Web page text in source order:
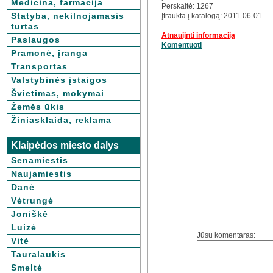
Medicina, farmacija
Statyba, nekilnojamasis
turtas
Paslaugos
Pramonė, įranga
Transportas
Valstybinės įstaigos
Švietimas, mokymai
Žemės ūkis
Žiniasklaida, reklama
Klaipėdos miesto dalys
Senamiestis
Naujamiestis
Danė
Vėtrungė
Joniškė
Luizė
Vitė
Tauralaukis
Smeltė
Perskaitė: 1267
Įtraukta į katalogą: 2011-06-01
Atnaujinti informaciją
Komentuoti
Jūsų komentaras: